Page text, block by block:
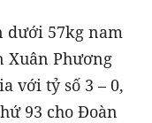
dưới 57kg nam
Xuân Phương
với tỷ số 3 – 0,
93 cho Đoàn